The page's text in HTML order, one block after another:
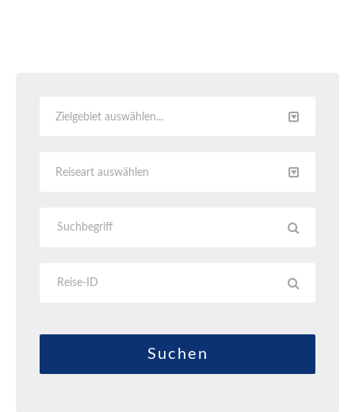
Zielgebiet auswählen...
Reiseart auswählen